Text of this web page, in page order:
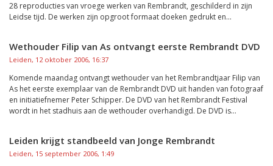
28 reproducties van vroege werken van Rembrandt, geschilderd in zijn
Leidse tijd. De werken zijn opgroot formaat doeken gedrukt en...
Wethouder Filip van As ontvangt eerste Rembrandt DVD
Leiden, 12 oktober 2006, 16:37
Komende maandag ontvangt wethouder van het Rembrandtjaar Filip van
As het eerste exemplaar van de Rembrandt DVD uit handen van fotograaf
en initiatiefnemer Peter Schipper. De DVD van het Rembrandt Festival
wordt in het stadhuis aan de wethouder overhandigd. De DVD is...
Leiden krijgt standbeeld van Jonge Rembrandt
Leiden, 15 september 2006, 1:49